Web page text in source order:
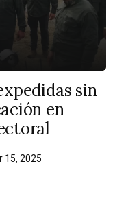
sin
en
15, 2025